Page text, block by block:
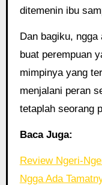
ditemenin ibu
Dan bagiku,
buat perempuan
mimpinya yang
menjalani peran
tetaplah seorang
Baca Juga:
Review Ngeri-
Ngga Ada